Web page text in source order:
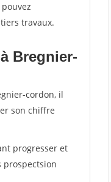
travaux.
Bregnier-
cordon, il
son chiffre
progresser et